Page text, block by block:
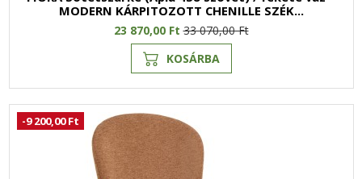
MODERN KÁRPITOZOTT CHENILLE SZÉK...
23 870,00 Ft33 070,00 Ft
KOSÁRBA
-9 200,00 Ft